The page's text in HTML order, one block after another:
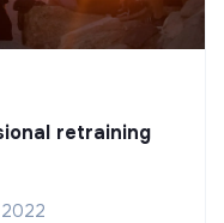
retraining